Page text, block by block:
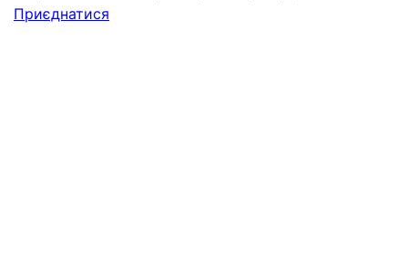
Приєднатися